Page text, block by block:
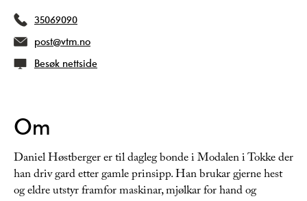
35069090
post@vtm.no
Besøk nettside
Om
Daniel Høstberger er til dagleg bonde i Modalen i Tokke der
han driv gard etter gamle prinsipp. Han brukar gjerne hest
og eldre utstyr framfor maskinar, mjølkar for hand og